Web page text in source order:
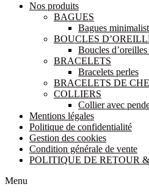
Nos produits
BAGUES
Bagues
BOUCLES
Boucles
BRACELETS
Bracelets perles
BRACELETS DE
COLLIERS
Collier avec
Mentions légales
Politique de confidentialité
Gestion des cookies
Condition générale de vente
POLITIQUE DE RETOUR
Menu